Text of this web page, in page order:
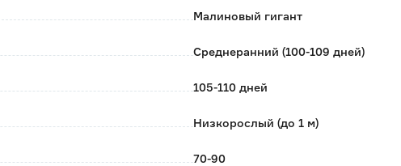
Малиновый гигант
Среднеранний (100-109 дней)
105-110 дней
Низкорослый (до 1 м)
70-90